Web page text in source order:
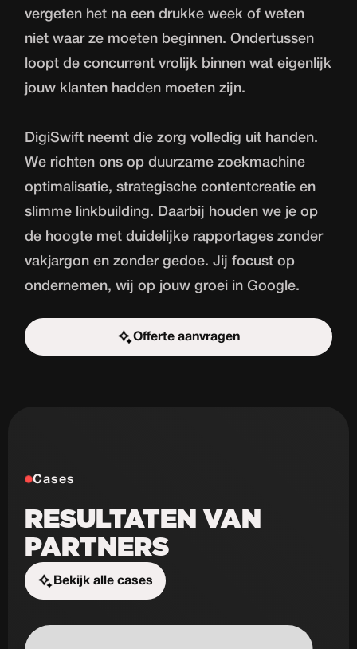
vergeten het na een drukke week of weten
niet waar ze moeten beginnen. Ondertussen
loopt de concurrent vrolijk binnen wat eigenlijk
jouw klanten hadden moeten zijn.
DigiSwift neemt die zorg volledig uit handen.
We richten ons op duurzame zoekmachine
optimalisatie, strategische contentcreatie en
slimme linkbuilding. Daarbij houden we je op
de hoogte met duidelijke rapportages zonder
vakjargon en zonder gedoe. Jij focust op
ondernemen, wij op jouw groei in Google.
Offerte aanvragen
Start de uitdaging
Cases
RESULTATEN VAN
PARTNERS
Bekijk alle cases
Start de uitdaging